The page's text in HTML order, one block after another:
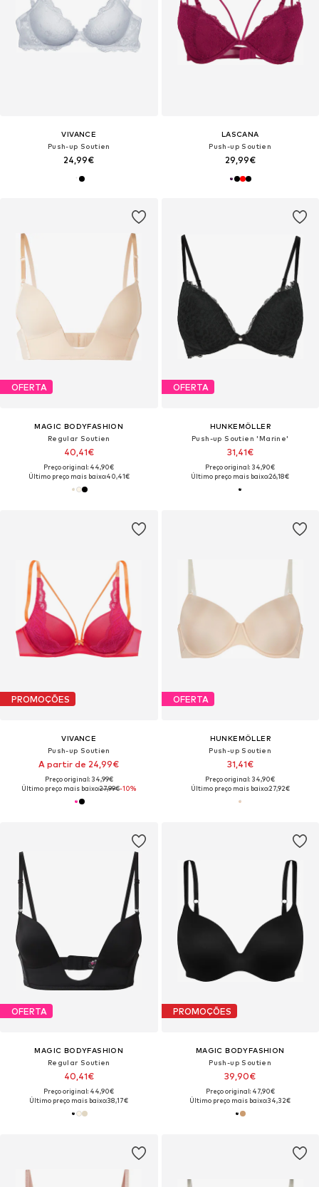
VIVANCE
Push-up Soutien
24,99€
LASCANA
Push-up Soutien
29,99€
OFERTA
MAGIC BODYFASHION
Regular Soutien
40,41€
Preço original: 44,90€
Último preço mais baixo:40,41€
OFERTA
HUNKEMÖLLER
Push-up Soutien 'Marine'
31,41€
Preço original: 34,90€
Último preço mais baixo:26,18€
PROMOÇÕES
VIVANCE
Push-up Soutien
A partir de 24,99€
Preço original: 34,99€
Último preço mais baixo:27,99€-10%
OFERTA
HUNKEMÖLLER
Push-up Soutien
31,41€
Preço original: 34,90€
Último preço mais baixo:27,92€
OFERTA
MAGIC BODYFASHION
Regular Soutien
40,41€
Preço original: 44,90€
Último preço mais baixo:38,17€
PROMOÇÕES
MAGIC BODYFASHION
Push-up Soutien
39,90€
Preço original: 47,90€
Último preço mais baixo:34,32€